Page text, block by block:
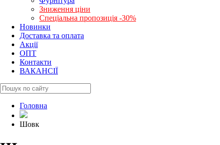
Зниження ціни
Спеціальна пропозиція -30%
Новинки
Доставка та оплата
Акції
ОПТ
Контакти
ВАКАНСІЇ
Головна
Шовк